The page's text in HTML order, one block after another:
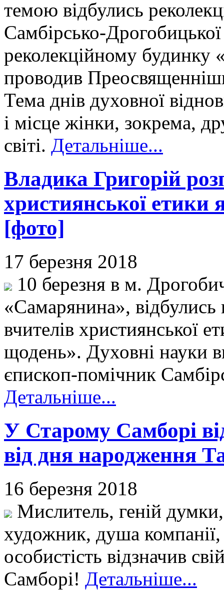
темою відбулись
Самбірсько-
реколекційному
проводив
Тема днів духовної
і місце жінки, зокрема,
світі. Детальніше...
Владика Григорій
християнської
[фото]
17 березня 2018
10 березня в м.
«Самарянина», відбулись
вчителів християнської
щодень». Духовні науки
єпископ-помічник
Детальніше...
У Старому Самборі
від дня народження
16 березня 2018
Мислитель, геній
художник, душа компанії,
особистість відзначив
Самборі! Детальніше...